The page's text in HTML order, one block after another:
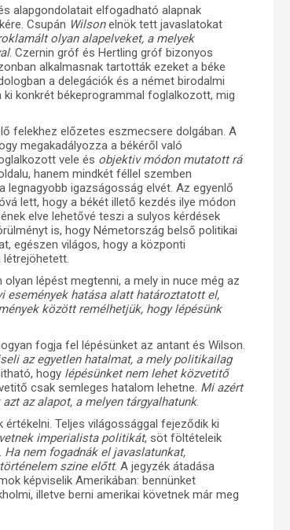
alapgondolatait elfogadható alapnak
Csupán Wilsonelnök tett javaslatokat
olyan alapelveket, a melyek
. Czernin gróf és Hertling gróf bizonyos
alkalmasnak tartották ezeket a béke
a delegációk és a német birodalmi
ki konkrét békeprogrammal foglalkozott, mig
felekhez előzetes eszmecsere dolgában. A
megakadályozza a békéről való
vele és objektiv módon mutatott rá
hanem mindkét féllel szemben
legnagyobb igazságosság elvét. Az egyenlő
lett, hogy a békét illető kezdés ilye módon
elve lehetővé teszi a sulyos kérdések
is, hogy Németország belső politikai
egészen világos, hogy a központi
létrejöhetett.
lépést megtenni, a mely in nuce még az
események hatása alatt határoztatott el,
között remélhetjük, hogy lépésünk
fogja fel lépésünket az antant és Wilson.
az egyetlen hatalmat, a mely politikailag
hogy lépésünket nem lehet közvetitő
csak semleges hatalom lehetne. Mi azért
az alapot, a melyen tárgyalhatunk.
Teljes világossággal fejeződik ki
imperialista politikát, söt föltételeik
Ha nem fogadnák el javaslatunkat,
szine előtt. A jegyzék átadása
képviselik Amerikában: bennünket
illetve berni amerikai követnek már meg